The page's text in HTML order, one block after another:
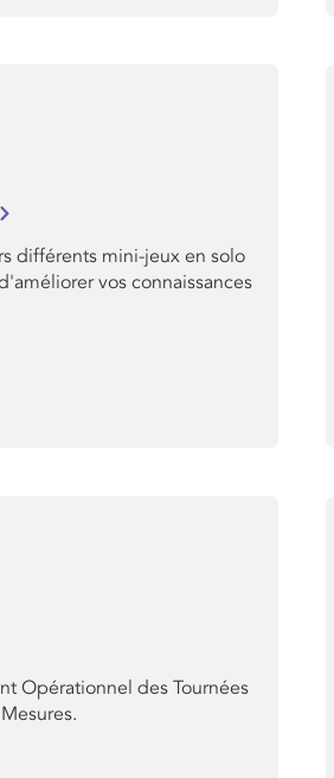
différents mini-jeux en solo
vos connaissances
Opérationnel des Tournées